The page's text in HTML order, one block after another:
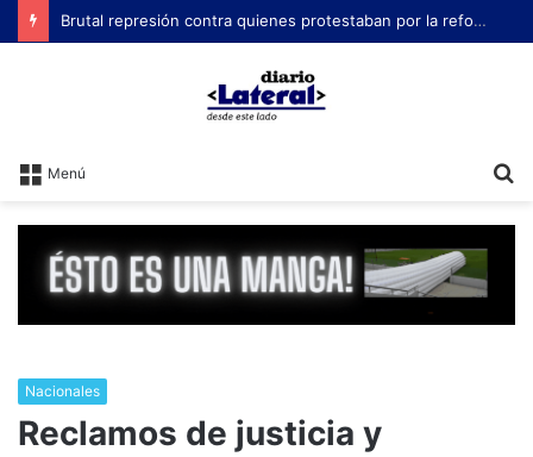
Brutal represión contra quienes protestaban por la reforma laboral de Milei
Menú
Nacionales
Reclamos de justicia y